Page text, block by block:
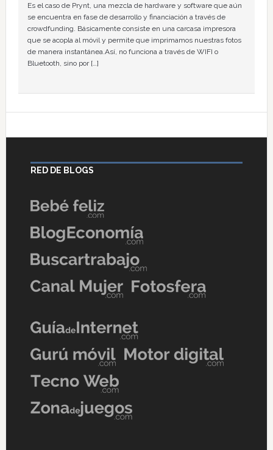
Es el caso de Prynt, una mezcla de hardware y software que aún
se encuentra en fase de desarrollo y financiación a través de
crowdfunding. Básicamente consiste en una carcasa impresora
que se acopla al móvil y permite que imprimamos nuestras fotos
de manera instantánea.Así, no funciona a través de WIFI o
Bluetooth, sino por […]
RED DE BLOGS